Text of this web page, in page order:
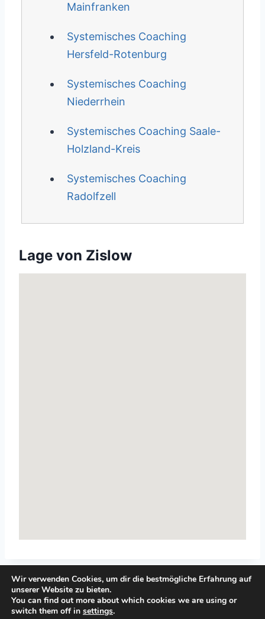
Mainfranken
Systemisches Coaching
Hersfeld-Rotenburg
Systemisches Coaching
Niederrhein
Systemisches Coaching Saale-
Holzland-Kreis
Systemisches Coaching
Radolfzell
Lage von Zislow
© 2026 Top-Systemisches-Coaching.de
Wir verwenden Cookies, um dir die bestmögliche Erfahrung auf
unserer Website zu bieten.
You can find out more about which cookies we are using or
switch them off in settings.